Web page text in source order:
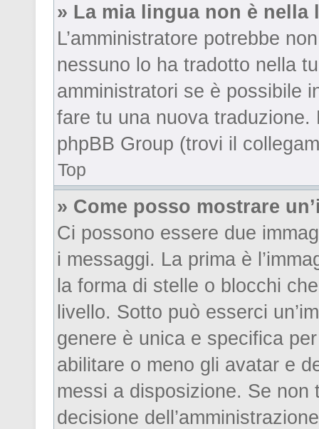
» La mia lingua non è nella
L’amministratore potrebbe
nessuno lo ha tradotto nella
amministratori se è possibile
fare tu una nuova
phpBB Group (trovi il
Top
» Come posso mostrare
Ci possono essere due
i messaggi. La prima è
la forma di stelle o blocchi
livello. Sotto può esserci
genere è unica e specifica
abilitare o meno gli avatar e
messi a disposizione. Se non
decisione